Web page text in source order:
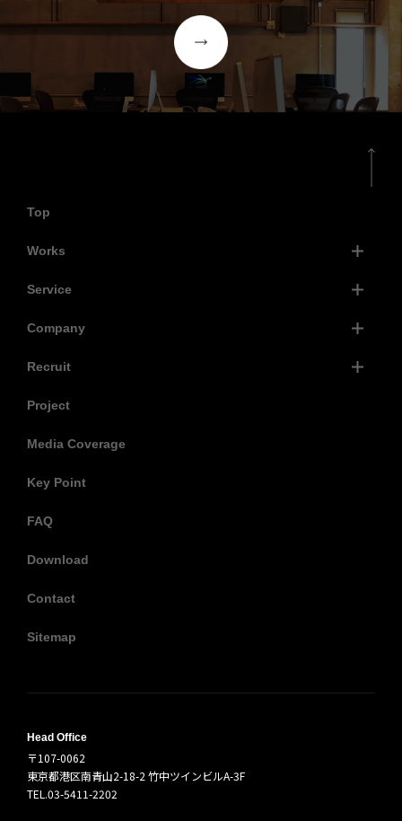
Top
Works
Service
Company
Recruit
Project
Media Coverage
Key Point
FAQ
Download
Contact
Sitemap
Head Office
〒107-0062
東京都港区南青山2-18-2 竹中ツインビルA-3F
TEL.03-5411-2202